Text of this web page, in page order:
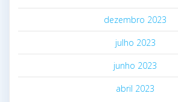
dezembro 2023
julho 2023
junho 2023
abril 2023